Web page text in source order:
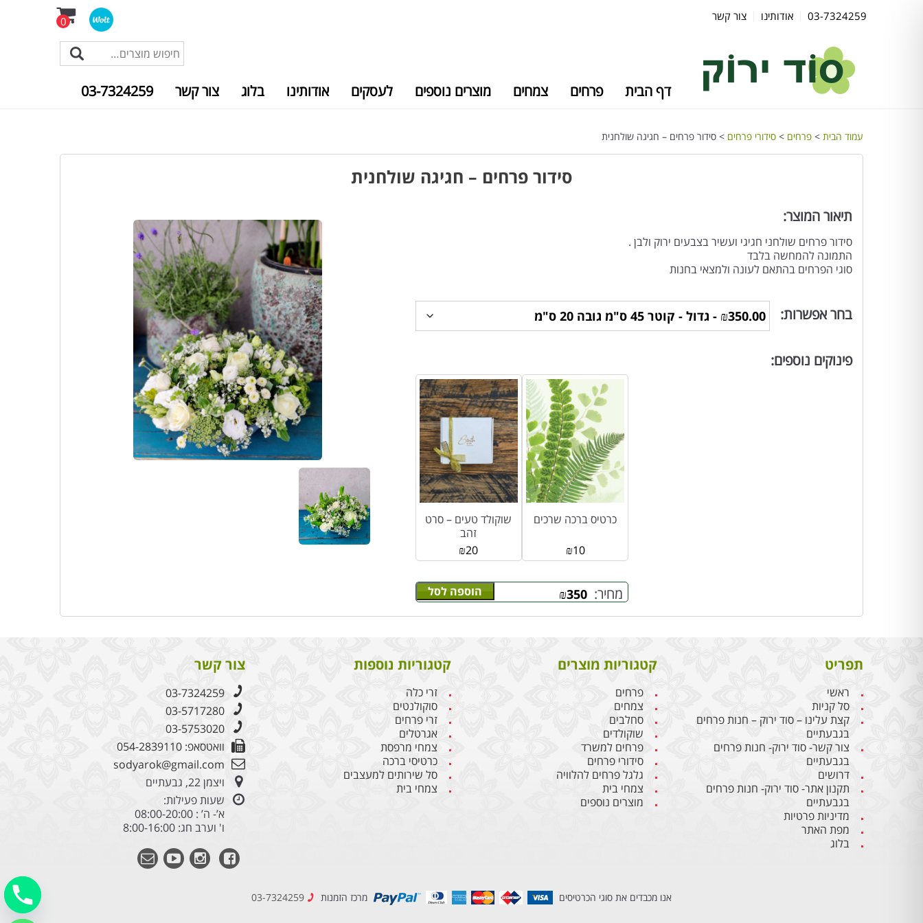
03-7324259 אודותינו צור קשר 0
דף הבית פרחים צמחים מוצרים נוספים לעסקים אודותינו בלוג צור קשר 03-7324259
עמוד הבית > פרחים > סידורי פרחים > סידור פרחים – חגיגה שולחנית
סידור פרחים – חגיגה שולחנית
תיאור המוצר:
סידור פרחים שולחני חגיגי ועשיר בצבעים ירוק ולבן .
התמונה להמחשה בלבד
סוגי הפרחים בהתאם לעונה ולמצאי בחנות
בחר אפשרות:
מחיר: ₪350 הוספה לסל
פינוקים נוספים:
שוקולד טעים – סרט
זהב
₪20
כרטיס ברכה שרכים
₪10
תפריט
ראשי
סל קניות
קצת עלינו – סוד ירוק – חנות פרחים
בגבעתיים
צור קשר- סוד ירוק- חנות פרחים
בגבעתיים
דרושים
תקנון אתר- סוד ירוק- חנות פרחים
בגבעתיים
מדיניות פרטיות
מפת האתר
בלוג
קטגוריות מוצרים
פרחים
צמחים
סחלבים
שוקולדים
פרחים למשרד
סידורי פרחים
גלגל פרחים להלוויה
צמחי בית
מוצרים נוספים
קטגוריות נוספות
זרי כלה
סוקולנטים
זרי פרחים
אגרטלים
צמחי מרפסת
כרטיסי ברכה
סל שירותים למעצבים
צמחי בית
צור קשר
03-7324259
03-5717280
03-5753020
וואטסאפ: 054-2839110
sodyarok@gmail.com
ויצמן 22, גבעתיים
שעות פעילות:
א’- ה’ : 08:00-20:00
ו' וערב חג: 8:00-16:00
אנו מכבדים את סוגי הכרטיסים מרכז הזמנות